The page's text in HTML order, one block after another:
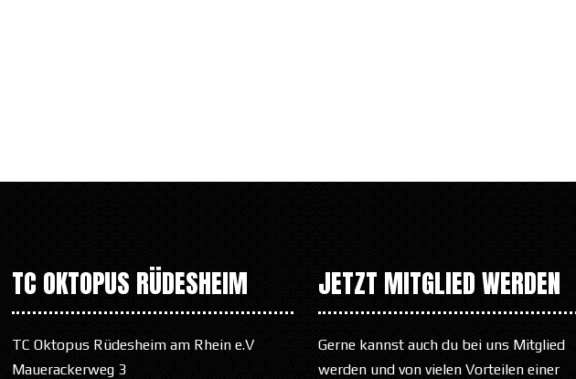
TC OKTOPUS RÜDESHEIM
TC Oktopus Rüdesheim am Rhein e.V
Mauerackerweg 3
JETZT MITGLIED WERDEN
Gerne kannst auch du bei uns Mitglied
werden und von vielen Vorteilen einer